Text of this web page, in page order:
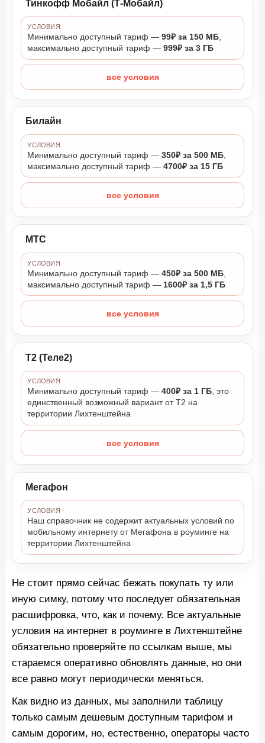
Тинкофф Мобайл (Т-Мобайл)
УСЛОВИЯ
Минимально доступный тариф —99₽ за 150 МБ,
максимально доступный тариф —999₽ за 3 ГБ
все условия
Билайн
УСЛОВИЯ
Минимально доступный тариф —350₽ за 500 МБ
максимально доступный тариф —4700₽ за 15 ГБ
все условия
МТС
УСЛОВИЯ
Минимально доступный тариф —450₽ за 500 МБ
максимально доступный тариф — 1600₽ за 1,5 ГБ
все условия
Т2 (Теле2)
УСЛОВИЯ
Минимально доступный тариф —400₽ за 1 ГБ, это
единственный возможный вариант от Т2 на
территории Лихтенштейна
все условия
Мегафон
УСЛОВИЯ
Наш справочник не содержит актуальных условий по
мобильному интернету от Мегафона в роуминге на
территории Лихтенштейна
Не стоит прямо сейчас бежать покупать ту или
иную симку, потому что последует обязательная
расшифровка, что, как и почему. Все актуальные
условия на интернет в роуминге в Лихтенштейне
обязательно проверяйте по ссылкам выше, мы
стараемся оперативно обновлять данные, но они
все равно могут периодически меняться.
Как видно из данных, мы заполнили таблицу
только самым дешевым доступным тарифом и
самым дорогим, но, естественно, операторы часто